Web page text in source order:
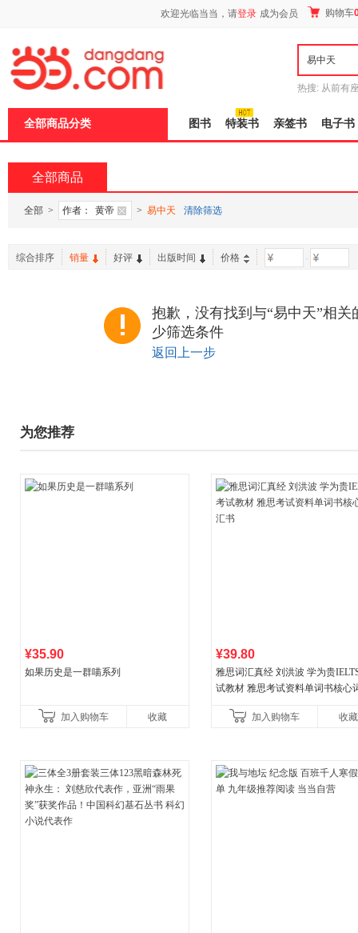
欢迎光临当当，请登录 成为会员 购物车
热搜: 从前有
全部商品分类 图书 特装书 亲签书 电子书
全部商品
全部 > 作者： 黄帝 > 易中天 清除筛选
综合排序 销量 好评 出版时间 价格 -
抱歉，没有找到与“易中天”相
少筛选条件
返回上一步
为您推荐
¥35.90
如果历史是一群喵系列
加入购物车 收藏
¥39.80
雅思词汇真经 刘洪波 学为贵
试教材 雅思考试资料单词书核心
加入购物车
收藏
页
加